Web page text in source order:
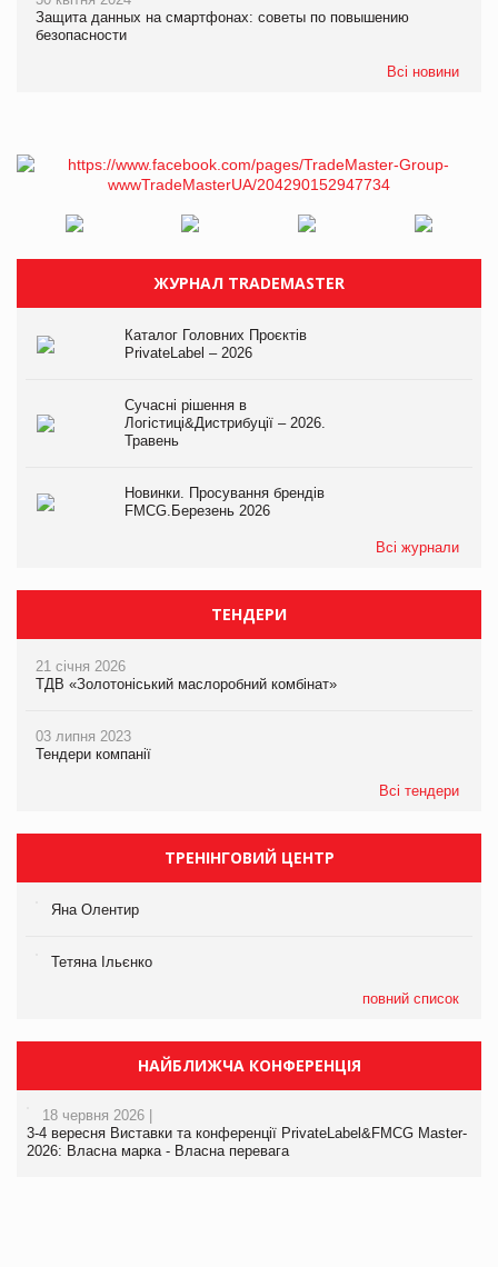
Защита данных на смартфонах: советы по повышению
безопасности
Всі новини
ЖУРНАЛ TRADEMASTER
Каталог Головних Проєктів
PrivateLabel – 2026
Сучасні рішення в
Логістиці&Дистрибуції – 2026.
Травень
Новинки. Просування брендів
FMCG.Березень 2026
Всі журнали
ТЕНДЕРИ
21 січня 2026
ТДВ «Золотоніський маслоробний комбінат»
03 липня 2023
Тендери компанії
Всі тендери
ТРЕНІНГОВИЙ ЦЕНТР
Яна Олентир
Тетяна Ільєнко
повний список
НАЙБЛИЖЧА КОНФЕРЕНЦІЯ
18 червня 2026 |
3-4 вересня Виставки та конференції PrivateLabel&FMCG Master-
2026: Власна марка - Власна перевага